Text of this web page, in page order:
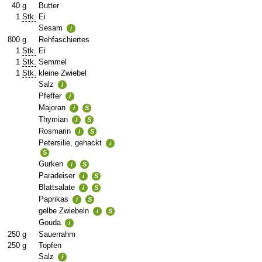
40 g
Butter
1 Stk. Ei
Sesam
i
800 g
Rehfaschiertes
1 Stk. Ei
1 Stk. Semmel
1 Stk. kleine Zwiebel
Salz
i
Pfeffer i
Majoran i S
Thymian i S
Rosmarin i S
Petersilie, gehackt
i
S
Gurken i S
Paradeiser i S
Blattsalate i S
Paprikas i S
gelbe Zwiebeln i S
Gouda i
250 g
Sauerrahm
250 g
Topfen
Salz
i